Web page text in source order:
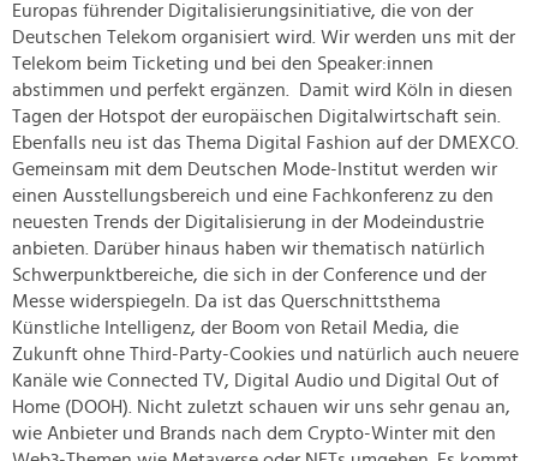
Europas führender Digitalisierungsinitiative, die von der
Deutschen Telekom organisiert wird. Wir werden uns mit der
Telekom beim Ticketing und bei den Speaker:innen
abstimmen und perfekt ergänzen. Damit wird Köln in diesen
Tagen der Hotspot der europäischen Digitalwirtschaft sein.
Ebenfalls neu ist das Thema Digital Fashion auf der DMEXCO.
Gemeinsam mit dem Deutschen Mode-Institut werden wir
einen Ausstellungsbereich und eine Fachkonferenz zu den
neuesten Trends der Digitalisierung in der Modeindustrie
anbieten. Darüber hinaus haben wir thematisch natürlich
Schwerpunktbereiche, die sich in der Conference und der
Messe widerspiegeln. Da ist das Querschnittsthema
Künstliche Intelligenz, der Boom von Retail Media, die
Zukunft ohne Third-Party-Cookies und natürlich auch neuere
Kanäle wie Connected TV, Digital Audio und Digital Out of
Home (DOOH). Nicht zuletzt schauen wir uns sehr genau an,
wie Anbieter und Brands nach dem Crypto-Winter mit den